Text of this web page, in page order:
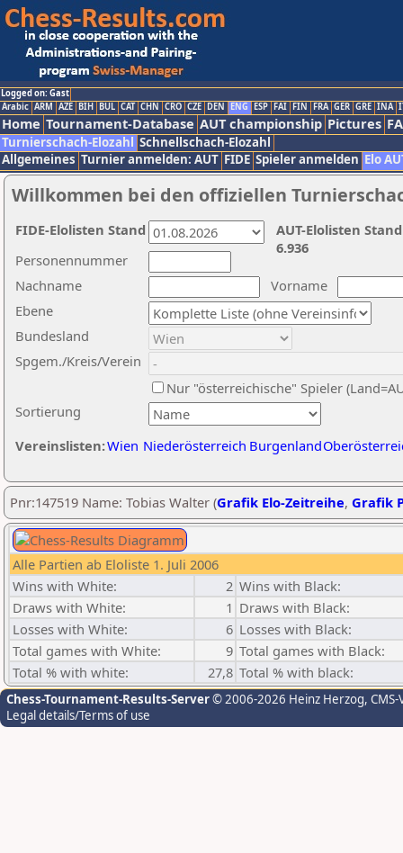
Logged on: Gast
Arabic ARM AZE BIH BUL CAT CHN CRO CZE DEN ENG ESP FAI FIN FRA GER GRE INA
Home Tournament-Database AUT championship Pictures
Turnierschach-Elozahl Schnellschach-Elozahl
Allgemeines Turnier anmelden: AUT FIDE Spieler anmelden Elo
Willkommen bei den offiziellen
Nachname
Vorname
Ebene
Sortierung
Personennummer
Bundesland
Spgem./Kreis/Verein
Nur "österreichische" Spieler
Vereinslisten:Wien Niederösterreich Burgenland
AUT-Elolisten
6.936
FIDE-Elolisten Stand
Pnr:147519 Name: Tobias Walter (Grafik Elo-Zeitreihe, Grafik
Alle Partien ab Eloliste 1. Juli 2006
Wins with White:
2 Wins with Black:
Draws with White:
1 Draws with Black:
Losses with White:
6 Losses with Black:
Total games with White:
9 Total games with Black:
Total % with white:
27,8 Total % with black:
Chess-Tournament-Results-Server© 2006-2026 Heinz Herzog,
Legal details/Terms of use